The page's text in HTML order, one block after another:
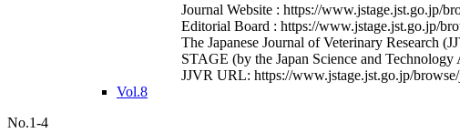
Journal Website : https://www.jstage.jst.go.jp/
Editorial Board : https://www.jstage.jst.go.jp/
The Japanese Journal of Veterinary Research
STAGE (by the Japan Science and
JJVR URL: https://www.jstage.jst.go.jp/
Vol.8
No.1-4